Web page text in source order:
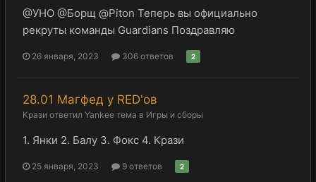
@УНО @Борщ @Piton Теперь вы официально
рекруты команды Guardians Поздравляю
26 января, 2023 306 ответов 2
28.01 Магфед у RED'ов
Крази ответил Yankee тема в Игры и сборы
1. Янки 2. Балу 3. Фокс 4. Крази
25 января, 2023 9 ответов 2